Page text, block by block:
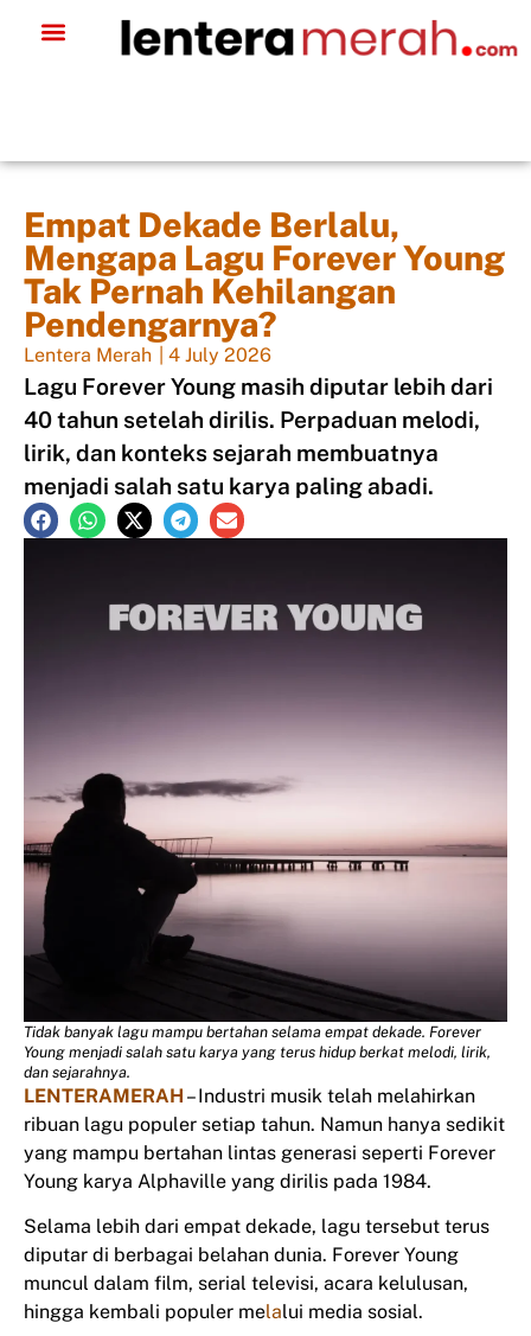
Empat Dekade Berlalu,
Mengapa Lagu Forever Young
Tak Pernah Kehilangan
Pendengarnya?
Lentera Merah 4 July 2026
Lagu Forever Young masih diputar lebih dari
40 tahun setelah dirilis. Perpaduan melodi,
lirik, dan konteks sejarah membuatnya
menjadi salah satu karya paling abadi.
Tidak banyak lagu mampu bertahan selama empat dekade. Forever
Young menjadi salah satu karya yang terus hidup berkat melodi, lirik,
dan sejarahnya.
LENTERAMERAH – Industri musik telah melahirkan
ribuan lagu populer setiap tahun. Namun hanya sedikit
yang mampu bertahan lintas generasi seperti Forever
Young karya Alphaville yang dirilis pada 1984.
Selama lebih dari empat dekade, lagu tersebut terus
diputar di berbagai belahan dunia. Forever Young
muncul dalam film, serial televisi, acara kelulusan,
hingga kembali populer melalui media sosial.